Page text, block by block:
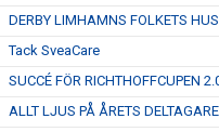
DERBY LIMHAMNS FOLKETS
Tack SveaCare
SUCCÉ FÖR RICHTHOFFCUPEN
ALLT LJUS PÅ ÅRETS DELTAGARE